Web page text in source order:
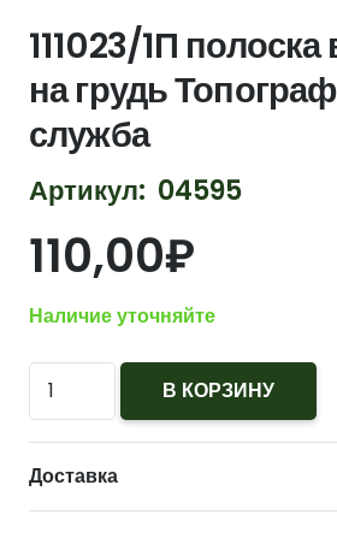
111023/1П
на грудь
служба
Артикул: 04595
110,00₽
Наличие уточняйте
Количество
111023/1П
полоска
вышитая
на
В КОРЗИНУ
Доставка